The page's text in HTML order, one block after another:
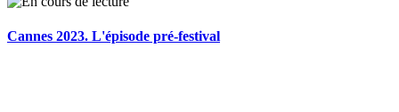
Cannes 2023. L'épisode pré-festival